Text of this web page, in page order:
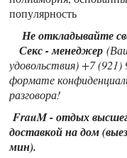
популярность
Не откладывайте
Секс - менеджер
удовольствия) +7 (921)
формате
разговора!
FrauM - отдых
доставкой на дом
мин).